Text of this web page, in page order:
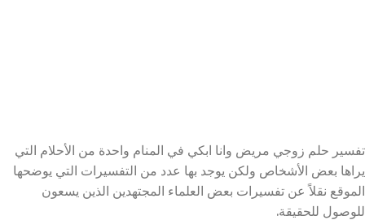
تفسير حلم زوجي مريض وانا ابكي في المنام واحدة من الأحلام التي
يراها بعض الأشخاص ولكن يوجد بها عدد من التفسيرات التي يوضحها
الموقع نقلاً عن تفسيرات بعض العلماء المجتهدين الذين يسعون
للوصول للحقيقة.